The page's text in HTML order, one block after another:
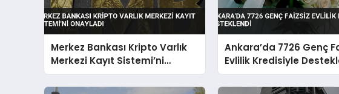
Merkez Bankası Kripto Varlık
Merkezi Kayıt Sistemi’ni
Onayladı
Ankara’da 7726 Genç
Evlilik Kredisiyle